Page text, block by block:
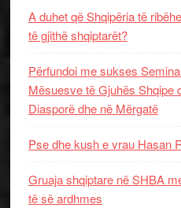
A duhet që Shqipëria të
të gjithë shqiptarët?
Përfundoi me sukses
Mësuesve të Gjuhës Shqipe
Diasporë dhe në Mërgatë
Pse dhe kush e vrau Hasan
Gruaja shqiptare në SHBA
të së ardhmes